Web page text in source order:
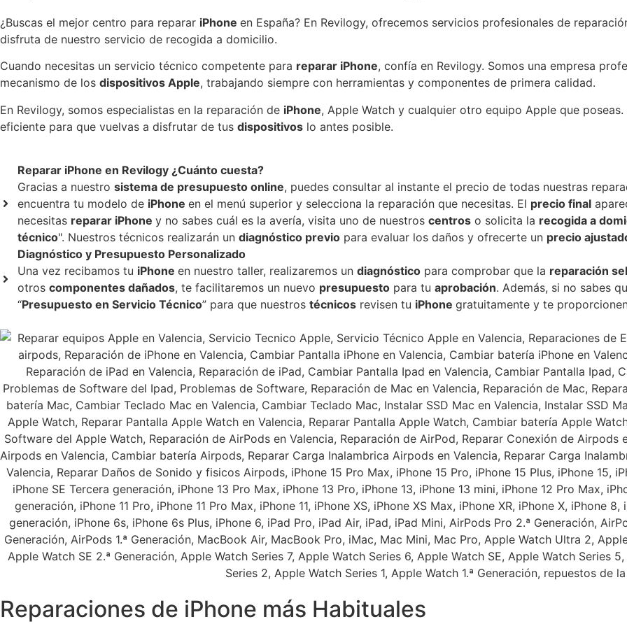
¿Buscas el mejor centro para reparar iPhone en España? En Revilogy, ofrecemos servicios profesionales de
disfruta de nuestro servicio de recogida a domicilio.
Cuando necesitas un servicio técnico competente para reparar iPhone, confía en Revilogy. Somos una empresa
mecanismo de los dispositivos Apple, trabajando siempre con herramientas y componentes de primera calidad.
En Revilogy, somos especialistas en la reparación de iPhone, Apple Watch y cualquier otro equipo Apple que
eficiente para que vuelvas a disfrutar de tus dispositivos lo antes posible.
Reparar iPhone en Revilogy ¿Cuánto cuesta?
Gracias a nuestro sistema de presupuesto online, puedes consultar al instante el precio de todas nuestras
encuentra tu modelo de iPhone en el menú superior y selecciona la reparación que necesitas. El precio final
necesitas reparar iPhone y no sabes cuál es la avería, visita uno de nuestros centros o solicita la recogida a
técnico". Nuestros técnicos realizarán un diagnóstico previo para evaluar los daños y ofrecerte un precio
Diagnóstico y Presupuesto Personalizado
Una vez recibamos tu iPhone en nuestro taller, realizaremos un diagnóstico para comprobar que la reparación
otros componentes dañados, te facilitaremos un nuevo presupuesto para tu aprobación. Además, si no sabes
“Presupuesto en Servicio Técnico” para que nuestros técnicos revisen tu iPhone gratuitamente y te
Reparaciones de iPhone más Habituales